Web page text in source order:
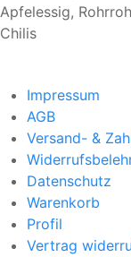
Apfelessig,
Chilis
Impressum
AGB
Versand- &
Datenschutz
Warenkorb
Profil
Vertrag